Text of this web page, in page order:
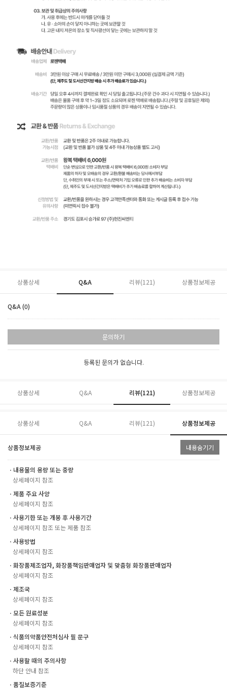
상품상세 Q&A 리뷰(121) 상품정보제공
Q&A (0)
문의하기
등록된 문의가 없습니다.
상품상세 Q&A 리뷰(121) 상품정보제공
상품상세 Q&A 리뷰(121) 상품정보제공
상품정보제공 내용숨기기
ㆍ내용물의 용량 또는 중량
상세페이지 참조
ㆍ제품 주요 사양
상세페이지 참조
ㆍ사용기한 또는 개봉 후 사용기간
상세페이지 참조 또는 제품 참조
ㆍ사용방법
상세페이지 참조
ㆍ화장품제조업자, 화장품책임판매업자 및 맞춤형 화장품판매업자
상세페이지 참조
ㆍ제조국
상세페이지 참조
ㆍ모든 원료성분
상세페이지 참조
ㆍ식품의약품안전처심사 필 문구
상세페이지 참조
ㆍ사용할 때의 주의사항
하단 안내 참조
ㆍ품질보증기준